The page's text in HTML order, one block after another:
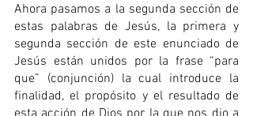
Ahora pasamos a la segunda sección de
estas palabras de Jesús, la primera y
segunda sección de este enunciado de
Jesús están unidos por la frase “para
que” (conjunción) la cual introduce la
finalidad, el propósito y el resultado de